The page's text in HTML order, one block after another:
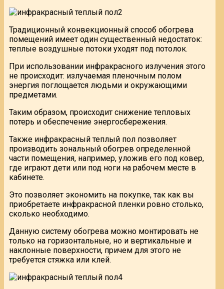
Традиционный конвекционный способ обогрева
помещений имеет один существенный недостаток:
теплые воздушные потоки уходят под потолок.
При использовании инфракрасного излучения этого
не происходит: излучаемая пленочным полом
энергия поглощается людьми и окружающими
предметами.
Таким образом, происходит снижение тепловых
потерь и обеспечение энергосбережения.
Также инфракрасный теплый пол позволяет
производить зональный обогрев определенной
части помещения, например, уложив его под ковер,
где играют дети или под ноги на рабочем месте в
кабинете.
Это позволяет экономить на покупке, так как вы
приобретаете инфракрасной пленки ровно столько,
сколько необходимо.
Данную систему обогрева можно монтировать не
только на горизонтальные, но и вертикальные и
наклонные поверхности, причем для этого не
требуется стяжка или клей.